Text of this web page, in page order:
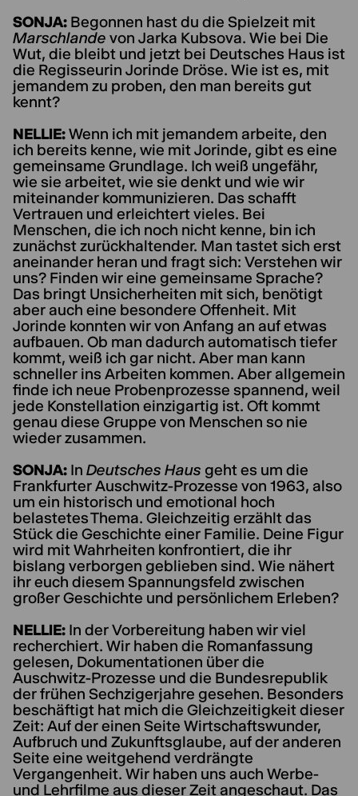
SONJA: Begonnen hast du die Spielzeit mit
Marschlande von Jarka Kubsova. Wie bei Die
Wut, die bleibt und jetzt bei Deutsches Haus ist
die Regisseurin Jorinde Dröse. Wie ist es, mit
jemandem zu proben, den man bereits gut
kennt?
NELLIE:Wenn ich mit jemandem arbeite, den
ich bereits kenne, wie mit Jorinde, gibt es eine
gemeinsame Grundlage. Ich weiß ungefähr,
wie sie arbeitet, wie sie denkt und wie wir
miteinander kommunizieren. Das schafft
Vertrauen und erleichtert vieles. Bei
Menschen, die ich noch nicht kenne, bin ich
zunächst zurückhaltender. Man tastet sich erst
aneinander heran und fragt sich: Verstehen wir
uns? Finden wir eine gemeinsame Sprache?
Das bringt Unsicherheiten mit sich, benötigt
aber auch eine besondere Offenheit. Mit
Jorinde konnten wir von Anfang an auf etwas
aufbauen. Ob man dadurch automatisch tiefer
kommt, weiß ich gar nicht. Aber man kann
schneller ins Arbeiten kommen. Aber allgemein
finde ich neue Probenprozesse spannend, weil
jede Konstellation einzigartig ist. Oft kommt
genau diese Gruppe von Menschen so nie
wieder zusammen.
SONJA: In Deutsches Haus geht es um die
Frankfurter Auschwitz-Prozesse von 1963, also
um ein historisch und emotional hoch
belastetes Thema. Gleichzeitig erzählt das
Stück die Geschichte einer Familie. Deine Figur
wird mit Wahrheiten konfrontiert, die ihr
bislang verborgen geblieben sind. Wie nähert
ihr euch diesem Spannungsfeld zwischen
großer Geschichte und persönlichem Erleben?
NELLIE: In der Vorbereitung haben wir viel
recherchiert. Wir haben die Romanfassung
gelesen, Dokumentationen über die
Auschwitz-Prozesse und die Bundesrepublik
der frühen Sechzigerjahre gesehen. Besonders
beschäftigt hat mich die Gleichzeitigkeit dieser
Zeit: Auf der einen Seite Wirtschaftswunder,
Aufbruch und Zukunftsglaube, auf der anderen
Seite eine weitgehend verdrängte
Vergangenheit. Wir haben uns auch Werbe-
und Lehrfilme aus dieser Zeit angeschaut. Das